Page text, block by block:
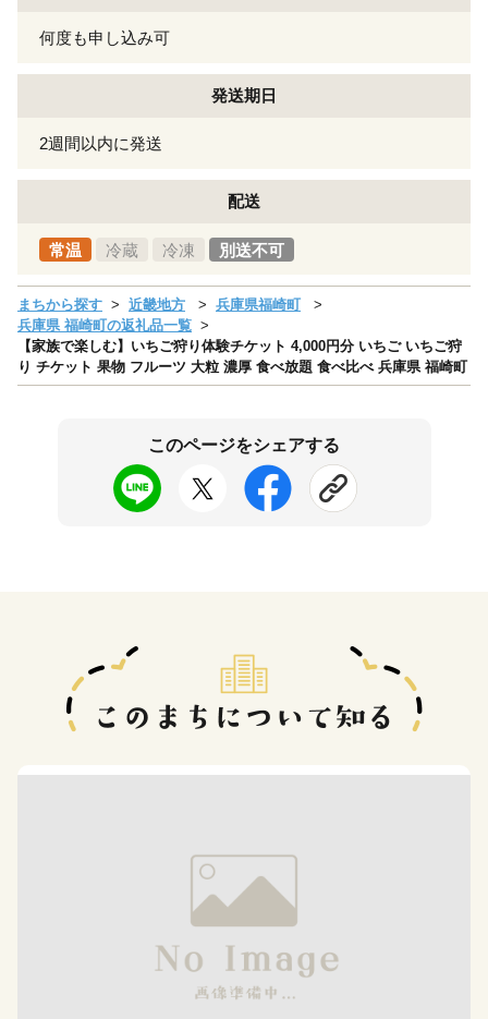
何度も申し込み可
発送期日
2週間以内に発送
配送
常温 冷蔵 冷凍 別送不可
まちから探す 近畿地方
兵庫県福崎町
兵庫県 福崎町の返礼品一覧
【家族で楽しむ】いちご狩り体験チケット 4,000円分 いちご いちご狩
り チケット 果物 フルーツ 大粒 濃厚 食べ放題 食べ比べ 兵庫県 福崎町
このページをシェアする